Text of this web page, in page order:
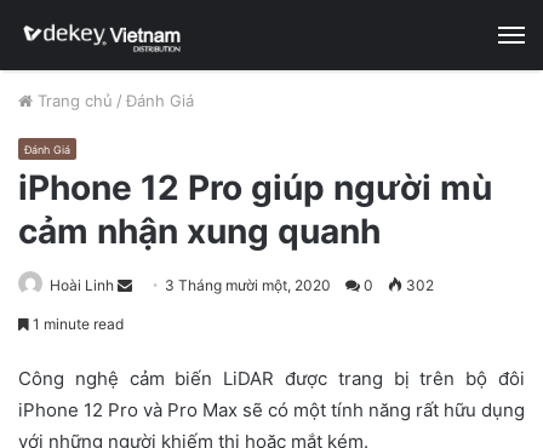
Trang chủ / Đánh Giá
Đánh Giá
iPhone 12 Pro giúp người mù
cảm nhận xung quanh
Hoài Linh
d
a
3 Tháng mười một, 2020 0 302
1 minute read
Công nghệ cảm biến LiDAR được trang bị trên bộ đôi
iPhone 12 Pro và Pro Max sẽ có một tính năng rất hữu dụng
với những người khiếm thị hoặc mắt kém.